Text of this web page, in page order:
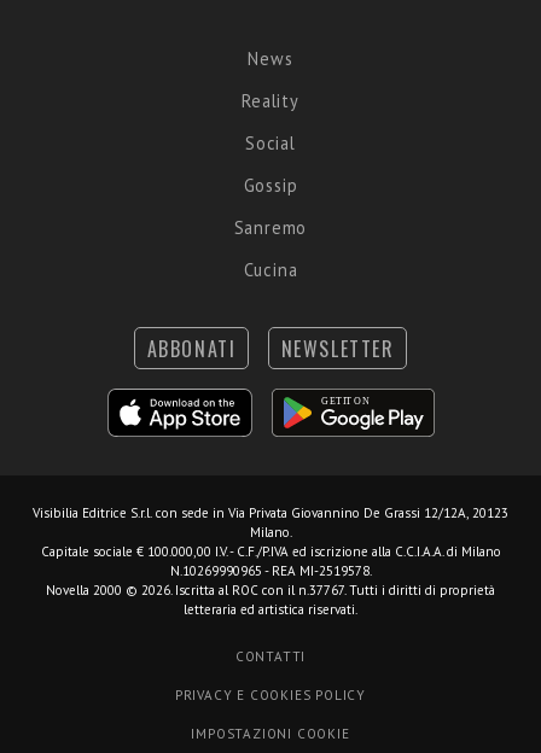
News
Reality
Social
Gossip
Sanremo
Cucina
ABBONATI NEWSLETTER
Visibilia Editrice S.r.l. con sede in Via Privata Giovannino De Grassi 12/12A, 20123
Milano.
Capitale sociale € 100.000,00 I.V. - C.F./P.IVA ed iscrizione alla C.C.I.A.A. di Milano
N.10269990965 - REA MI-2519578.
Novella 2000 © 2026. Iscritta al ROC con il n.37767. Tutti i diritti di proprietà
letteraria ed artistica riservati.
CONTATTI
PRIVACY E COOKIES POLICY
IMPOSTAZIONI COOKIE